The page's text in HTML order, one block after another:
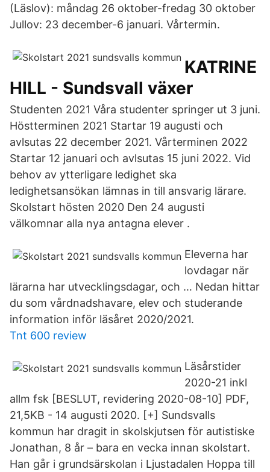
(Läslov): måndag 26 oktober-fredag 30 oktober
Jullov: 23 december-6 januari. Vårtermin.
KATRINE
HILL - Sundsvall växer
Studenten 2021 Våra studenter springer ut 3 juni.
Höstterminen 2021 Startar 19 augusti och
avlsutas 22 december 2021. Vårterminen 2022
Startar 12 januari och avlsutas 15 juni 2022. Vid
behov av ytterligare ledighet ska
ledighetsansökan lämnas in till ansvarig lärare.
Skolstart hösten 2020 Den 24 augusti
välkomnar alla nya antagna elever .
Eleverna har
lovdagar när
lärarna har utvecklingsdagar, och … Nedan hittar
du som vårdnadshavare, elev och studerande
information inför läsåret 2020/2021.
Tnt 600 review
Läsårstider
2020-21 inkl
allm fsk [BESLUT, revidering 2020-08-10] PDF,
21,5KB - 14 augusti 2020. [+] Sundsvalls
kommun har dragit in skolskjutsen för autistiske
Jonathan, 8 år – bara en vecka innan skolstart.
Han går i grundsärskolan i Ljustadalen Hoppa till